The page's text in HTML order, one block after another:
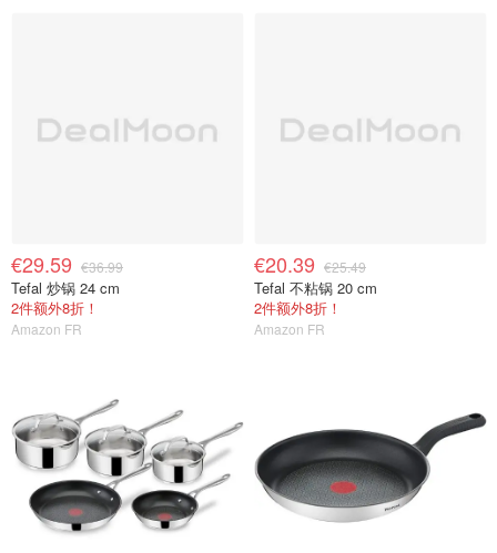
€29.59 €36.99
Tefal 炒锅 24 cm
2件额外8折！
Amazon FR
€20.39 €25.49
Tefal 不粘锅 20 cm
2件额外8折！
Amazon FR